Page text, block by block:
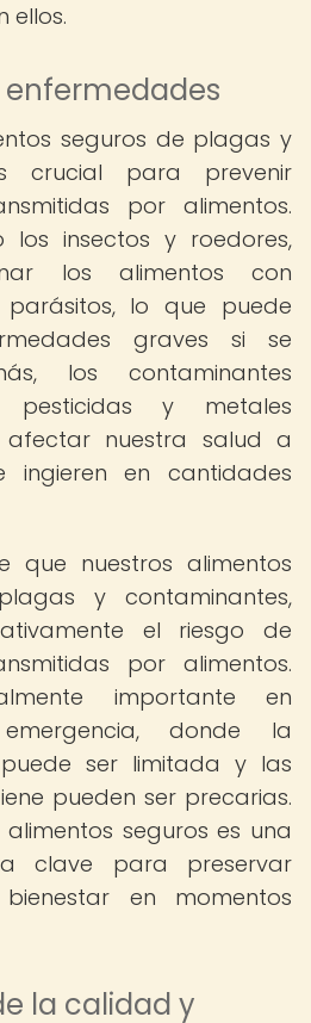
ellos.
enfermedades
seguros de plagas y
crucial para prevenir
por alimentos.
los insectos y roedores,
los alimentos con
lo que puede
graves si se
los contaminantes
pesticidas y metales
afectar nuestra salud a
en cantidades
que nuestros alimentos
y contaminantes,
el riesgo de
por alimentos.
importante en
donde la
ser limitada y las
pueden ser precarias.
seguros es una
clave para preservar
en momentos
la calidad y